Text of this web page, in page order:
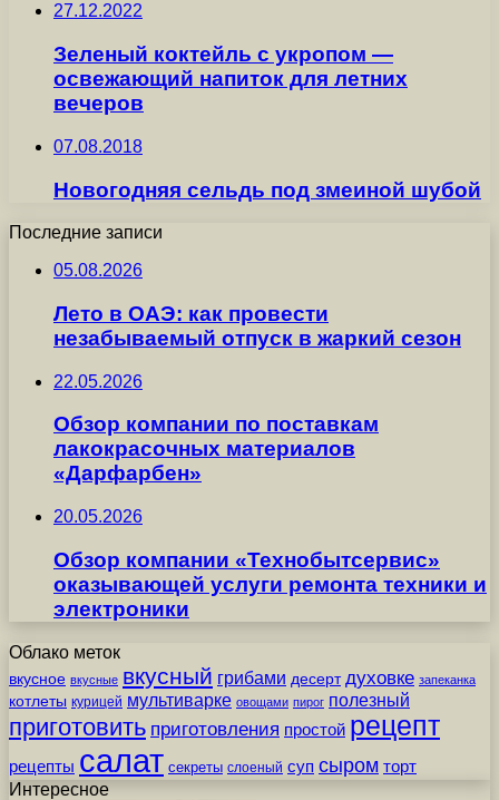
27.12.2022
Зеленый коктейль с укропом —
освежающий напиток для летних
вечеров
07.08.2018
Новогодняя сельдь под змеиной шубой
Последние записи
05.08.2026
Лето в ОАЭ: как провести
незабываемый отпуск в жаркий сезон
22.05.2026
Обзор компании по поставкам
лакокрасочных материалов
«Дарфарбен»
20.05.2026
Обзор компании «Технобытсервис»
оказывающей услуги ремонта техники и
электроники
Облако меток
вкусное вкусные вкусный грибами десерт духовке запеканка
котлеты курицей мультиварке овощами пирог полезный
приготовить приготовления простой рецепт
рецепты салат секреты слоеный суп сыром торт
Интересное